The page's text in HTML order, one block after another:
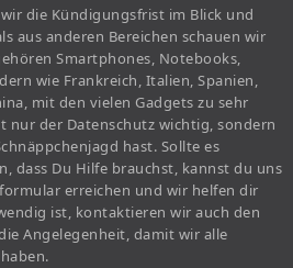
die Kündigungsfrist im Blick und
aus anderen Bereichen schauen wir
Smartphones, Notebooks,
wie Frankreich, Italien, Spanien,
mit den vielen Gadgets zu sehr
nur der Datenschutz wichtig, sondern
hast. Sollte es
dass Du Hilfe brauchst, kannst du uns
erreichen und wir helfen dir
ist, kontaktieren wir auch den
Angelegenheit, damit wir alle